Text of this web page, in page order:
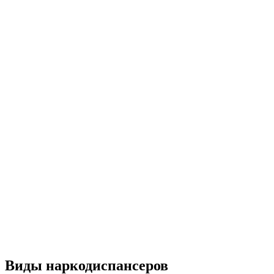
Виды наркодиспансеров